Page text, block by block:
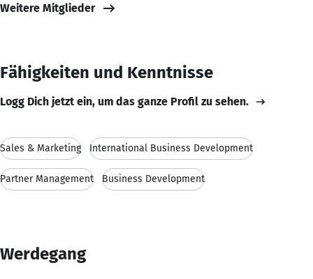
Weitere Mitglieder
Fähigkeiten und Kenntnisse
Logg Dich jetzt ein, um das ganze Profil zu sehen.
Sales & Marketing International Business Development
Partner Management Business Development
Werdegang